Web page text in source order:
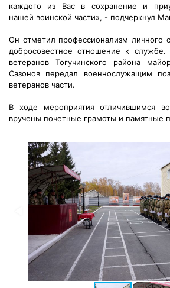
каждого из Вас в сохранение и
нашей воинской части», - подчеркнул
Он отметил профессионализм личного
добросовестное отношение к службе.
ветеранов Тогучинского района
Сазонов передал военнослужащим
ветеранов части.
В ходе мероприятия отличившимся
вручены почетные грамоты и памятные